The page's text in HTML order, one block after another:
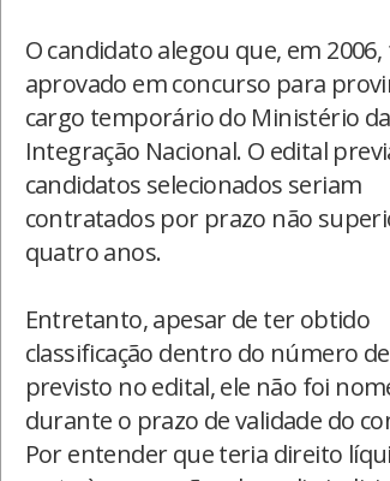
O candidato alegou que, em 2006,
aprovado em concurso para
cargo temporário do Ministério da
Integração Nacional. O edital
candidatos selecionados seriam
contratados por prazo não
quatro anos.
Entretanto, apesar de ter obtido
classificação dentro do número
previsto no edital, ele não foi
durante o prazo de validade do
Por entender que teria direito